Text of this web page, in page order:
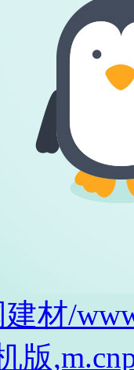
材/
版